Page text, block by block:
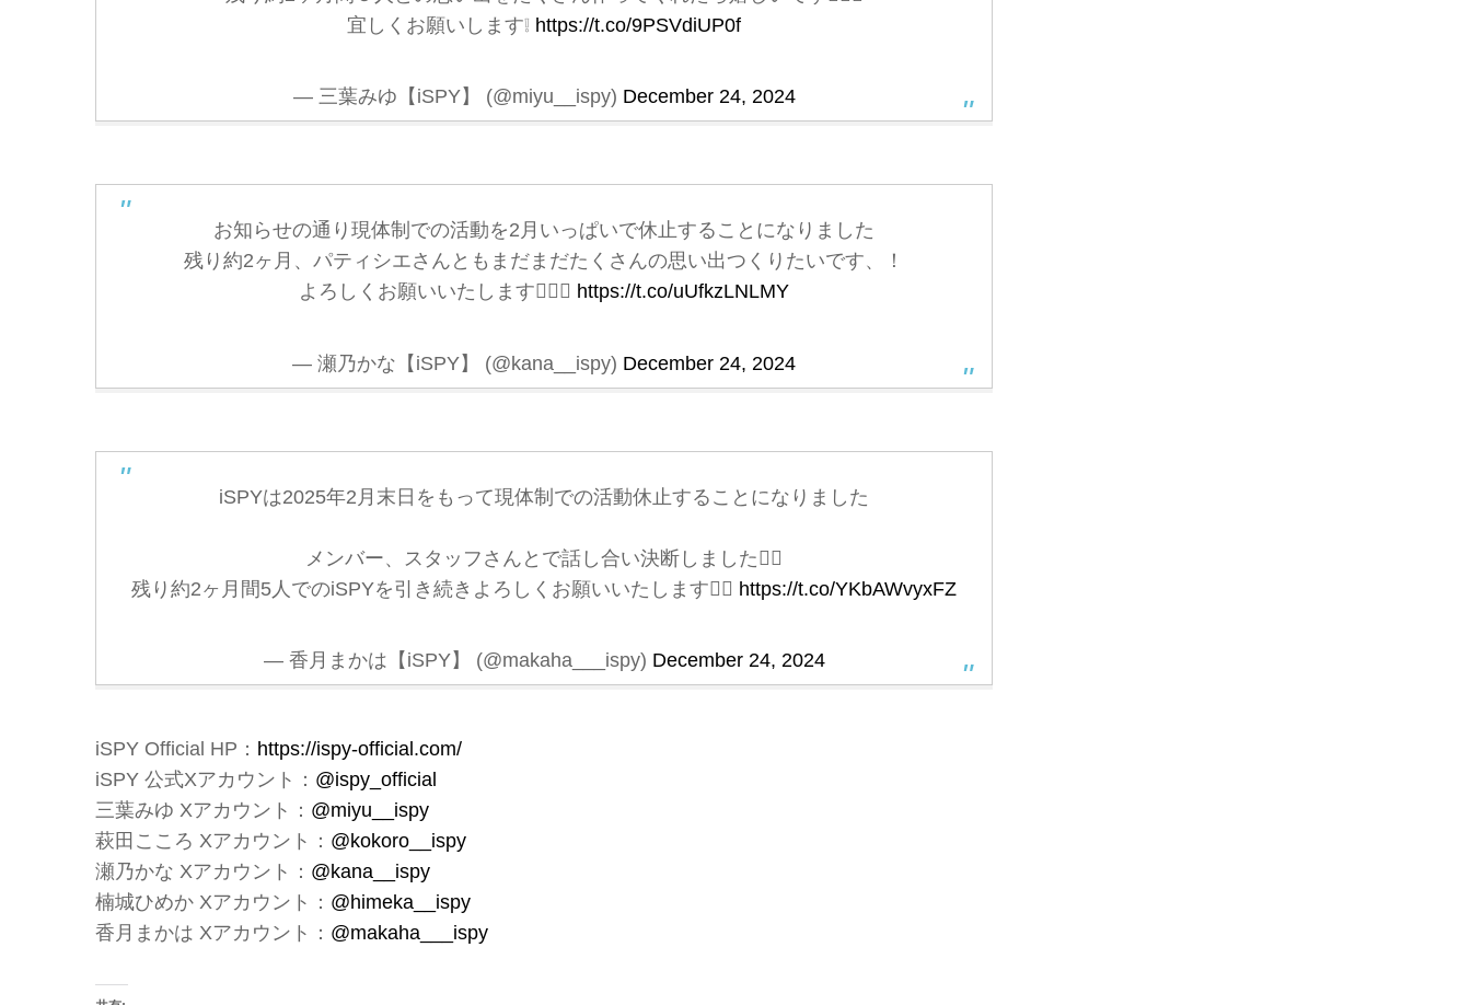
宜しくお願いします❕ https://t.co/9PSVdiUP0f
— 三葉みゆ【iSPY】 (@miyu__ispy) December 24, 2024
お知らせの通り現体制での活動を2月いっぱいで休止することになりました
残り約2ヶ月、パティシエさんともまだまだたくさんの思い出つくりたいです、！
よろしくお願いいたします🙇🏻‍♀️ https://t.co/uUfkzLNLMY
— 瀬乃かな【iSPY】 (@kana__ispy) December 24, 2024
iSPYは2025年2月末日をもって現体制での活動休止することになりました
メンバー、スタッフさんとで話し合い決断しました🙇‍♀️
残り約2ヶ月間5人でのiSPYを引き続きよろしくお願いいたします🙇‍♀️ https://t.co/YKbAWvyxFZ
— 香月まかは【iSPY】 (@makaha___ispy) December 24, 2024
iSPY Official HP： https://ispy-official.com/
iSPY 公式Xアカウント： @ispy_official
三葉みゆ Xアカウント： @miyu__ispy
萩田こころ Xアカウント： @kokoro__ispy
瀬乃かな Xアカウント： @kana__ispy
楠城ひめか Xアカウント： @himeka__ispy
香月まかは Xアカウント： @makaha ___ispy